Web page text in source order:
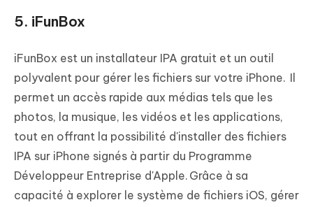
5. iFunBox
iFunBox est un installateur IPA gratuit et un outil
polyvalent pour gérer les fichiers sur votre iPhone. Il
permet un accès rapide aux médias tels que les
photos, la musique, les vidéos et les applications,
tout en offrant la possibilité d'installer des fichiers
IPA sur iPhone signés à partir du Programme
Développeur Entreprise d'Apple. Grâce à sa
capacité à explorer le système de fichiers iOS, gérer